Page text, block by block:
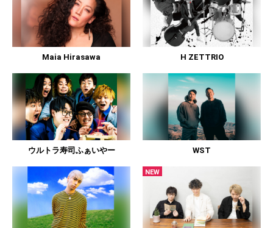
Maia Hirasawa H ZETTRIO
ウルトラ寿司ふぁいやー WST
NEW